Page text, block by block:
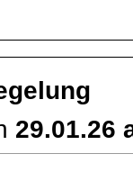
29.01.26